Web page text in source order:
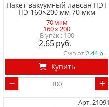
Пакет вакуумный лавсан ПЭТ
ПЭ 160×200 мм 70 мкм
70 мкм
160 x 200
100
2.65
Смв от2.44
Купить
Арт. 21091